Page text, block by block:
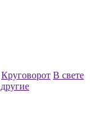
Круговорот В свете